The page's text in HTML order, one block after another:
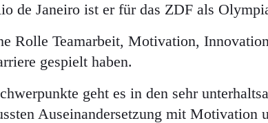
de Janeiro ist er für das ZDF als
Rolle Teamarbeit, Motivation,
gespielt haben.
geht es in den sehr
Auseinandersetzung mit